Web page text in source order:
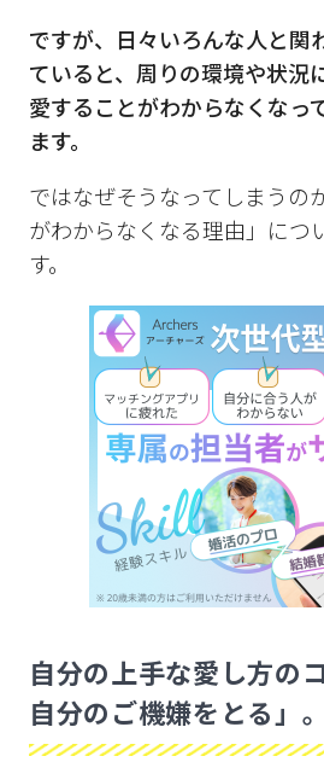
ですが、日々いろんな人と関
ていると、周りの環境や状況
愛することがわからなくなっ
ます。
ではなぜそうなってしまうの
がわからなくなる理由」につ
す。
自分の上手な愛し方の
自分のご機嫌をとる」。